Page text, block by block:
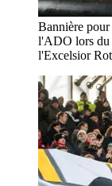
Bannière
l'ADO lors du
l'Excelsior